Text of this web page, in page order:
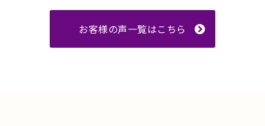
お客様の声一覧はこちら